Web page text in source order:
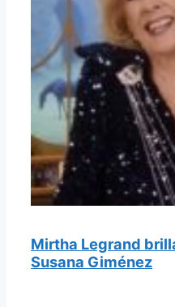
Mirtha Legrand
Susana Giménez